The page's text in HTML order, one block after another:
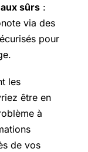
sûrs :
via des
pour
les
être en
à
de vos